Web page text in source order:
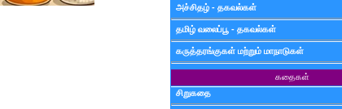
அச்சிதழ் - தகவல்கள்
தமிழ் வலைப்பூ - தகவல்கள்
கருத்தரங்குகள் மற்றும் மாநாடுகள்
கதைகள்
சிறுகதை